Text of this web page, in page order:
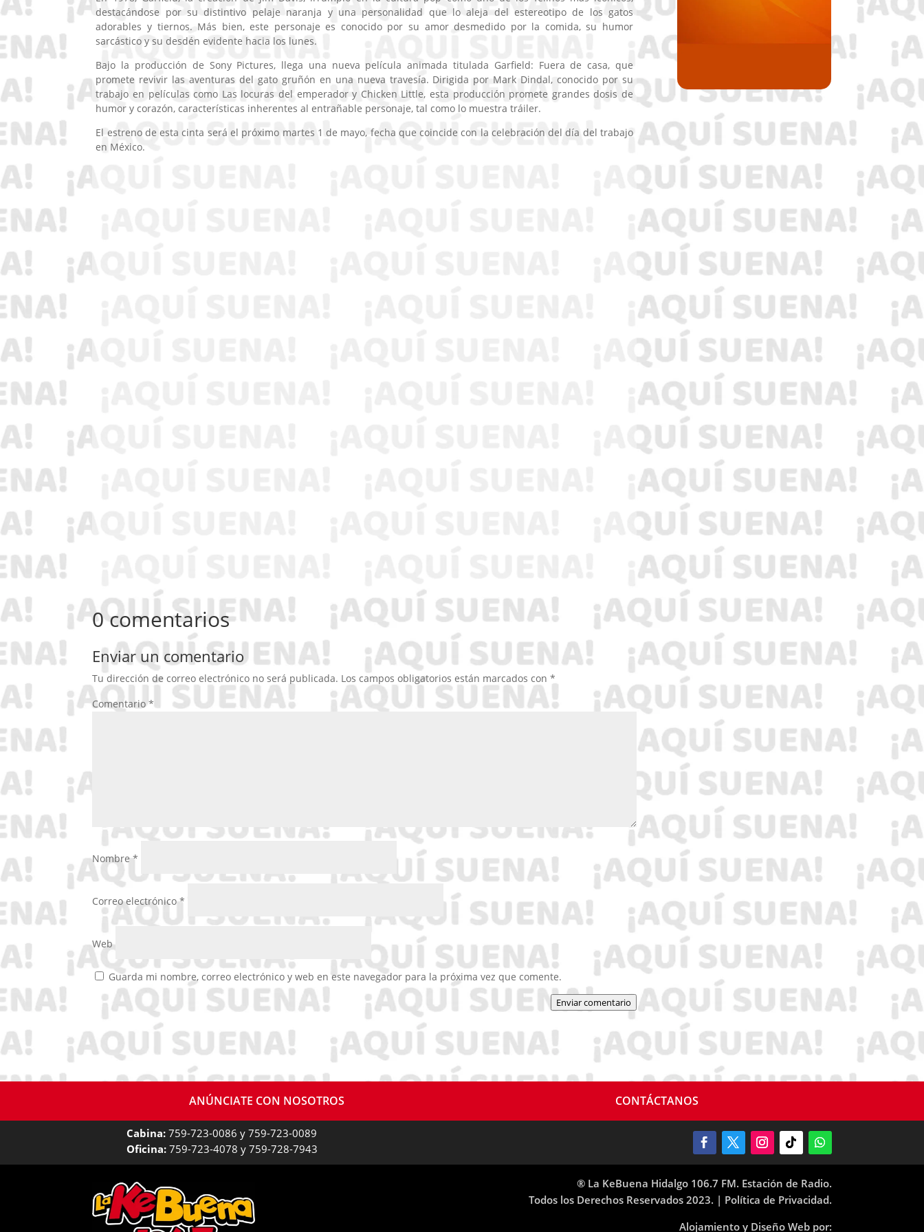
destacándose por su distintivo pelaje naranja y una personalidad que lo aleja del estereotipo de los gatos
adorables y tiernos. Más bien, este personaje es conocido por su amor desmedido por la comida, su humor
sarcástico y su desdén evidente hacia los lunes.
Bajo la producción de Sony Pictures, llega una nueva película animada titulada Garfield: Fuera de casa, que
promete revivir las aventuras del gato gruñón en una nueva travesía. Dirigida por Mark Dindal, conocido por su
trabajo en películas como Las locuras del emperador y Chicken Little, esta producción promete grandes dosis de
humor y corazón, características inherentes al entrañable personaje, tal como lo muestra tráiler.
El estreno de esta cinta será el próximo martes 1 de mayo, fecha que coincide con la celebración del día del trabajo
en México.
0 comentarios
Enviar un comentario
Tu dirección de correo electrónico no será publicada. Los campos obligatorios están marcados con*
Comentario*
Nombre*
Correo electrónico*
Web
Guarda mi nombre, correo electrónico y web en este navegador para la próxima vez que comente.
Enviar comentario
ANÚNCIATE CON NOSOTROS CONTÁCTANOS
Cabina: 759-723-0086 y 759-723-0089
Oficina: 759-723-4078 y 759-728-7943
® La KeBuena Hidalgo 106.7 FM. Estación de Radio.
Todos los Derechos Reservados 2023. | Política de Privacidad.
Alojamiento y Diseño Web por: